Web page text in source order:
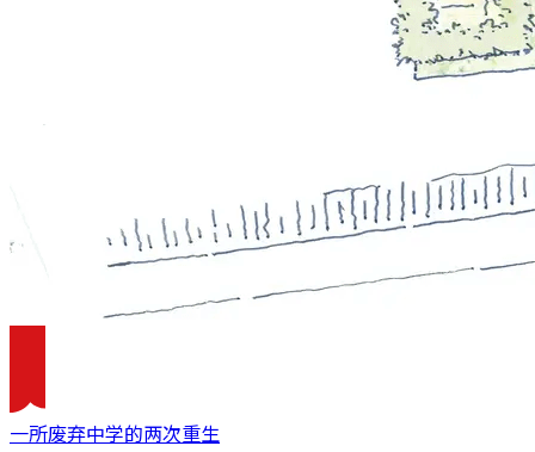
一所废弃中学的两次重生